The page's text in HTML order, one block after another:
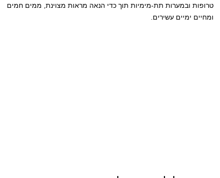
טרופות ובמערות תת-מימיות תוך כדי הנאה מראות מצוינת, ממים חמים
ומחיים ימיים עשירים.